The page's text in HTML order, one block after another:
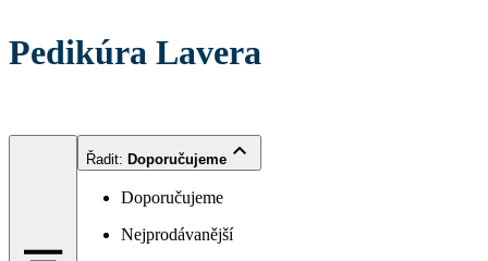
Pedikúra Lavera
Řadit: Doporučujeme
Doporučujeme
Nejprodávanější